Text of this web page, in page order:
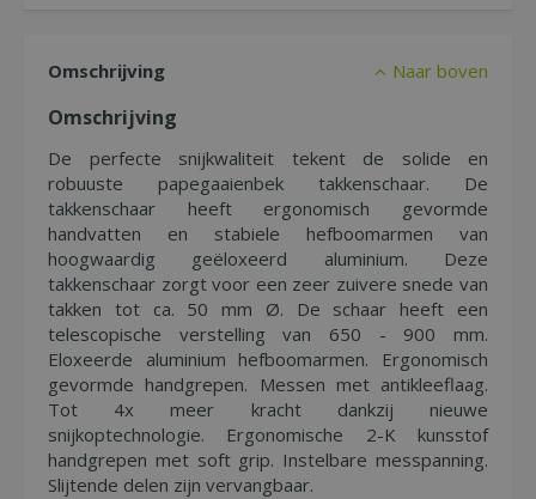
Omschrijving Naar boven
Omschrijving
De perfecte snijkwaliteit tekent de solide en
robuuste papegaaienbek takkenschaar. De
takkenschaar heeft ergonomisch gevormde
handvatten en stabiele hefboomarmen van
hoogwaardig geëloxeerd aluminium. Deze
takkenschaar zorgt voor een zeer zuivere snede van
takken tot ca. 50 mm Ø. De schaar heeft een
telescopische verstelling van 650 - 900 mm.
Eloxeerde aluminium hefboomarmen. Ergonomisch
gevormde handgrepen. Messen met antikleeflaag.
Tot 4x meer kracht dankzij nieuwe
snijkoptechnologie. Ergonomische 2-K kunsstof
handgrepen met soft grip. Instelbare messpanning.
Slijtende delen zijn vervangbaar.